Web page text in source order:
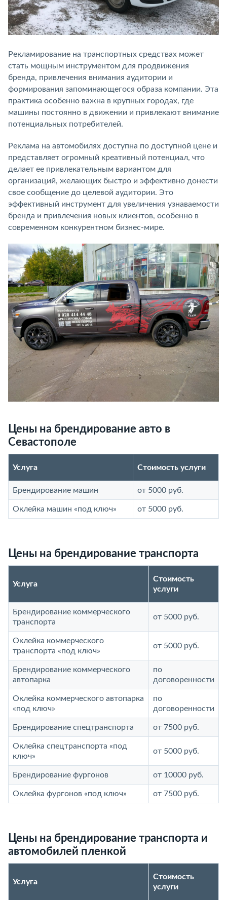
Рекламирование на транспортных средствах может
стать мощным инструментом для продвижения
бренда, привлечения внимания аудитории и
формирования запоминающегося образа компании. Эта
практика особенно важна в крупных городах, где
машины постоянно в движении и привлекают внимание
потенциальных потребителей.
Реклама на автомобилях доступна по доступной цене и
представляет огромный креативный потенциал, что
делает ее привлекательным вариантом для
организаций, желающих быстро и эффективно донести
свое сообщение до целевой аудитории. Это
эффективный инструмент для увеличения узнаваемости
бренда и привлечения новых клиентов, особенно в
современном конкурентном бизнес-мире.
Цены на брендирование авто в
Севастополе
Услуга Стоимость услуги
Брендирование машин от 5000 руб.
Оклейка машин «под ключ» от 5000 руб.
Цены на брендирование транспорта
Услуга
Стоимость
услуги
Брендирование коммерческого
транспорта
от 5000 руб.
Оклейка коммерческого
транспорта «под ключ»
от 5000 руб.
Брендирование коммерческого
автопарка
по
договоренности
Оклейка коммерческого автопарка
«под ключ»
по
договоренности
Брендирование спецтранспорта от 7500 руб.
Оклейка спецтранспорта «под
ключ»
от 5000 руб.
Брендирование фургонов от 10000 руб.
Оклейка фургонов «под ключ» от 7500 руб.
Цены на брендирование транспорта и
автомобилей пленкой
Услуга
Стоимость
услуги